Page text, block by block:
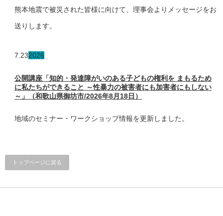
熊本地震で被災された皆様に向けて、理事会よりメッセージをお
送りします。
7.232026
公開講座「知的・発達障がいのある子どもの権利を まもるため
に私たちができること ～性暴力の被害者にも加害者にもしない
～」（和歌山県御坊市/2026年8月18日）
地域のセミナー・ワークショップ情報を更新しました。
トップページに戻る